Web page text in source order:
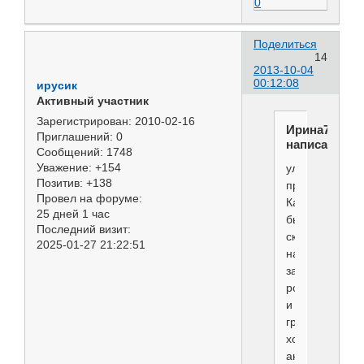
0
Поделиться
14
2013-10-04
00:12:08
ирусик
Активный участник
Зарегистрирован: 2010-02-16
Приглашений: 0
Сообщений: 1748
Уважение: +154
Позитив: +138
Провел на форуме:
25 дней 1 час
Последний визит:
2025-01-27 21:22:51
Ирина77
написал(а):
улыбчивый,
приятный!
Как
было
сказано,
наказывает
за
рост
и
груминг,
хороший
анатомист,